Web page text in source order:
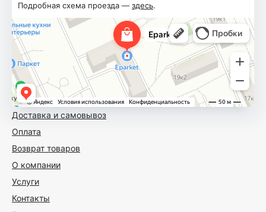
Доставка и самовывоз
Оплата
Возврат товаров
О компании
Услуги
Контакты
Подробная схема проезда — здесь.